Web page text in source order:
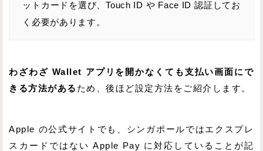
ットカードを選び、Touch ID や Face ID 認証してお
く必要があります。
わざわざ Wallet アプリを開かなくても支払い画面にで
きる方法がある ため、後ほど設定方法をご紹介します。
Apple の公式サイトでも、シンガポールではエクスプレ
スカードではない Apple Pay に対応していることが記